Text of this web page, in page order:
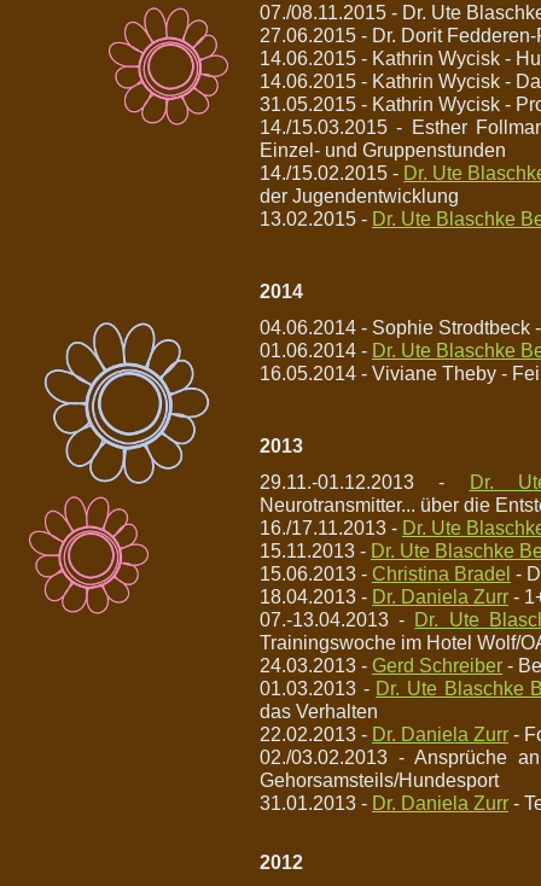
07./08.11.2015 - Dr. Ute
27.06.2015 - Dr. Dorit
14.06.2015 - Kathrin Wycisk -
14.06.2015 - Kathrin Wycisk -
31.05.2015 - Kathrin Wycisk -
14./15.03.2015 - Esther
Einzel- und Gruppenstunden
14./15.02.2015 - Dr. Ute
der Jugendentwicklung
13.02.2015 - Dr. Ute Blaschke
2014
04.06.2014 - Sophie Strodtbeck
01.06.2014 - Dr. Ute Blaschke
16.05.2014 - Viviane Theby -
2013
29.11.-01.12.2013 - Dr.
Neurotransmitter... über die
16./17.11.2013 - Dr. Ute
15.11.2013 - Dr. Ute Blaschke
15.06.2013 - Christina Bradel -
18.04.2013 - Dr. Daniela Zurr -
07.-13.04.2013 - Dr. Ute
Trainingswoche im Hotel Wolf/
24.03.2013 - Gerd Schreiber -
01.03.2013 - Dr. Ute Blaschke
das Verhalten
22.02.2013 - Dr. Daniela Zurr -
02./03.02.2013 - Ansprüche
Gehorsamsteils/Hundesport
31.01.2013 - Dr. Daniela Zurr -
2012